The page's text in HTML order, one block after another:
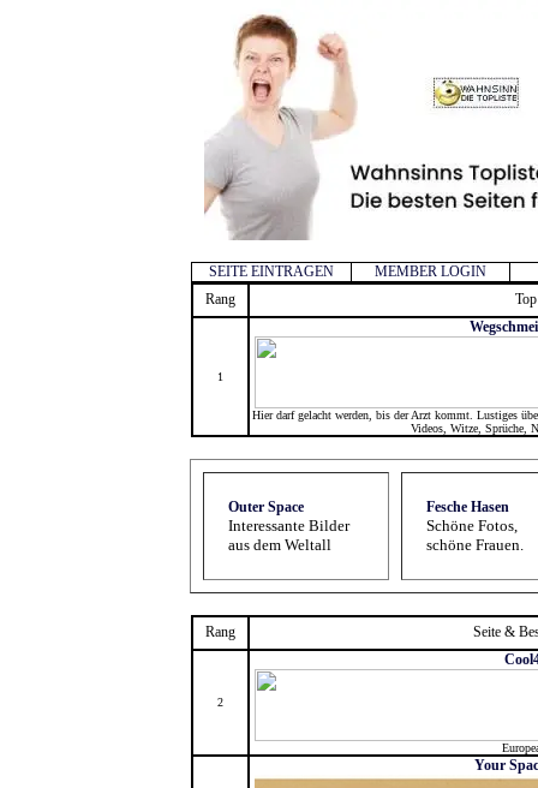
SEITE EINTRAGEN
MEMBER LOGIN
Rang
1
Hier darf gelacht werden, bis der Arzt kommt. Lustiges
Videos, Witze, Sprüche,
Outer Space
Interessante Bilder
aus dem Weltall
Fesche Hasen
Schöne Fotos,
schöne Frauen.
Rang Seite &
2
Your